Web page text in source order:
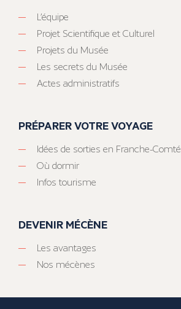
L’équipe
Projet Scientifique et Culturel
Projets du Musée
Les secrets du Musée
Actes administratifs
PRÉPARER VOTRE VOYAGE
Idées de sorties en Franche-Comté
Où dormir
Infos tourisme
DEVENIR MÉCÈNE
Les avantages
Nos mécènes